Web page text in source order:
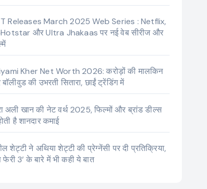
Releases March 2025 Web Series : Netflix,
और Ultra Jhakaas पर नई वेब सीरीज और
Kher Net Worth 2026: करोड़ों की मालकिन
की उभरती सितारा, छाईं ट्रेंडिंग में
अली खान की नेट वर्थ 2025, फिल्मों और ब्रांड डील्स
है शानदार कमाई
शेट्टी ने अथिया शेट्टी की प्रेग्नेंसी पर दी प्रतिक्रिया,
फेरी 3’ के बारे में भी कही ये बात